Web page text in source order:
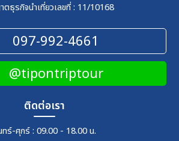
ธุรกิจนำเที่ยวเลขที่ : 11/10168
097-992-4661
@tipontriptour
ติดต่อเรา
ทร์-ศุกร์ : 09.00 - 18.00 น.